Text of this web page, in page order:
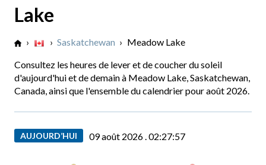
Lake
› › Saskatchewan › Meadow Lake
Consultez les heures de lever et de coucher du soleil
d'aujourd'hui et de demain à Meadow Lake, Saskatchewan,
Canada, ainsi que l'ensemble du calendrier pour août 2026.
AUJOURD’HUI 09 août 2026 .02:27:58